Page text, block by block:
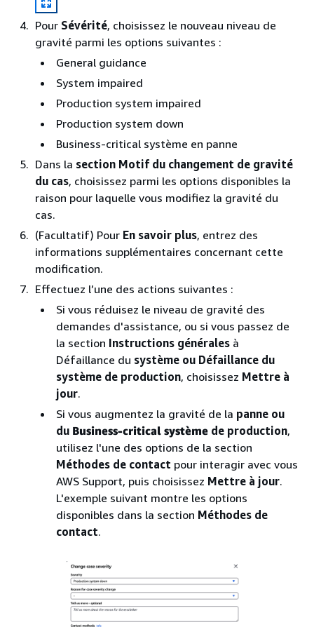
Pour Sévérité, choisissez le nouveau niveau de
gravité parmi les options suivantes :
General guidance
System impaired
Production system impaired
Production system down
Business-critical système en panne
Dans la section Motif du changement de gravité
du cas, choisissez parmi les options disponibles la
raison pour laquelle vous modifiez la gravité du
cas.
(Facultatif) Pour En savoir plus, entrez des
informations supplémentaires concernant cette
modification.
Effectuez l’une des actions suivantes :
Si vous réduisez le niveau de gravité des
demandes d'assistance, ou si vous passez de
la section Instructions générales à
Défaillance du système ou Défaillance du
système de production, choisissez Mettre à
jour.
Si vous augmentez la gravité de la panne ou
du Business-critical système de production,
utilisez l'une des options de la section
Méthodes de contact pour interagir avec vous
AWS Support, puis choisissez Mettre à jour.
L'exemple suivant montre les options
disponibles dans la section Méthodes de
contact.